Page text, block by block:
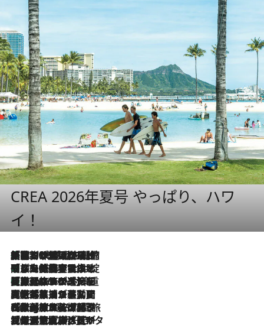
CREA 2026年夏号 やっぱり、ハワ
イ！
2026.8.6
「荷物が増えるほど旅ストレスは増す」美容ジャーナリストがたどり着いた最終結論。“化粧品を劇的に減らす”感動の凝縮美容とは
2026.8.6
「旅先には金髪ウィッグを持参」日本と同じメイクでは損してる!? 美容ジャーナリストが提案する“掟破りの旅美容”とは
2026.8.6
【厳選旅コスメ】「身軽さ＆UV対策重視！」ヘアアーティストshucoが選んだ夏旅ベストコスメを発表【Mサイズジップ】
2026.8.5
【厳選旅コスメ】国内をあちこち移動する河井菜摘が選んだ夏旅ベストコスメ発表！「リラックスアイテムはマスト」【Mサイズジップ】
2026.8.4
【厳選旅コスメ】「紫外線＆乾燥対策しながらメイク感も！」ヘア＆メイクGeorgeが選んだ夏旅ベストコスメを発表！【Mサイズジップ】
2026.8.3
【厳選旅コスメ】「保湿もタイパ重視！」“サウナ好き”タレント清水みさとが愛用する夏旅ベストコスメを発表！【Mサイズジップ】